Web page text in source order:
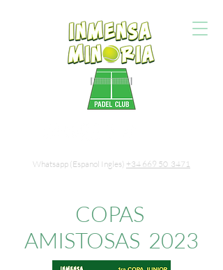
Whatsapp (Espanol Ingles) +34 669 50 3471
COPAS
AMISTOSAS 2023